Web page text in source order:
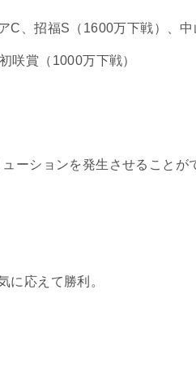
C、招福S（1600万下戦）、
咲賞（1000万下戦）
ーションを発生させることが
に応えて勝利。